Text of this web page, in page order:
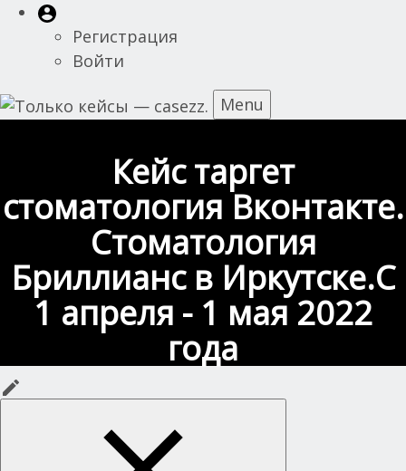
Перейти
основному
User
account
пользователя
Регистрация
Войти
Menu
Кейс таргет
стоматология Вконтакте.
Стоматология
Бриллианс в Иркутске.С
1 апреля - 1 мая 2022
года